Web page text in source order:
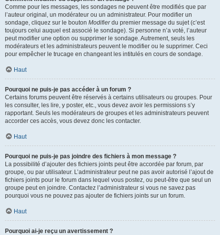
Comme pour les messages, les sondages ne peuvent être modifiés que par
l’auteur original, un modérateur ou un administrateur. Pour modifier un
sondage, cliquez sur le bouton Modifierdu premier message du sujet (c’est
toujours celui auquel est associé le sondage). Si personne n’a voté, l’auteur
peut modifier une option ou supprimer le sondage. Autrement, seuls les
modérateurs et les administrateurs peuvent le modifier ou le supprimer. Ceci
pour empêcher le trucage en changeant les intitulés en cours de sondage.
Haut
Pourquoi ne puis-je pas accéder à un forum ?
Certains forums peuvent être réservés à certains utilisateurs ou groupes. Pour
les consulter, les lire, y poster, etc., vous devez avoir les permissions s’y
rapportant. Seuls les modérateurs de groupes et les administrateurs peuvent
accorder ces accès, vous devez donc les contacter.
Haut
Pourquoi ne puis-je pas joindre des fichiers à mon message ?
La possibilité d’ajouter des fichiers joints peut être accordée par forum, par
groupe, ou par utilisateur. L’administrateur peut ne pas avoir autorisé l’ajout de
fichiers joints pour le forum dans lequel vous postez, ou peut-être que seul un
groupe peut en joindre. Contactez l’administrateur si vous ne savez pas
pourquoi vous ne pouvez pas ajouter de fichiers joints sur un forum.
Haut
Pourquoi ai-je reçu un avertissement ?